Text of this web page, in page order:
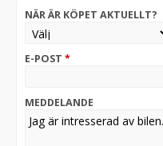
NÄR ÄR KÖPET AKTUELLT?
E-POST *
MEDDELANDE